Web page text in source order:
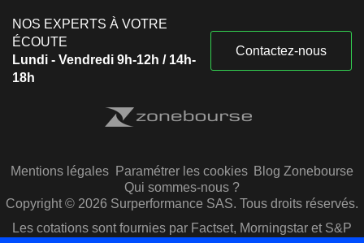
NOS EXPERTS À VOTRE
ÉCOUTE
Lundi - Vendredi 9h-12h / 14h-
18h
Contactez-nous
Mentions légales Paramétrer les cookies Blog Zonebourse
Qui sommes-nous ?
Copyright © 2026 Surperformance SAS. Tous droits réservés.
Les cotations sont fournies par Factset, Morningstar et S&P